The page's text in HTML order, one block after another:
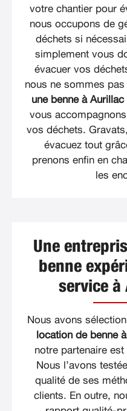
votre chantier pour
nous occupons de
déchets si
simplement vous
évacuer vos
nous ne sommes
une benne à Aurillac
vous
vos déchets.
évacuez tout
prenons enfin en
les
Une
benne
service à
Nous avons
location de benne
notre partenaire
Nous l’avons
qualité de ses
clients. En outre,